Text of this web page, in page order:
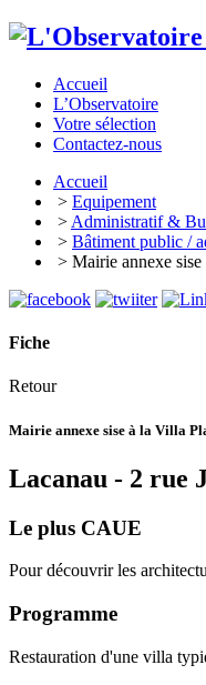
Accueil
L’Observatoire
Votre sélection
Contactez-nous
Accueil
> Equipement
> Administratif &
> Bâtiment public /
> Mairie annexe
Fiche
Retour
Mairie annexe sise à la Villa
Lacanau - 2 rue
Le plus CAUE
Pour découvrir les
Programme
Restauration d'une villa